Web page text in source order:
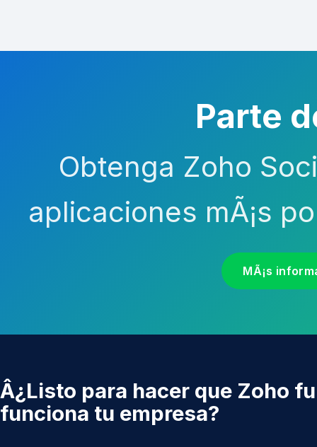
Parte
Obtenga Zoho
aplicaciones mÃ¡s
MÃ¡s
Â¿Listo para hacer que Zoho
funciona tu empresa?